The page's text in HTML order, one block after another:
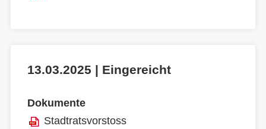
13.03.2025 | Eingereicht
Dokumente
Stadtratsvorstoss